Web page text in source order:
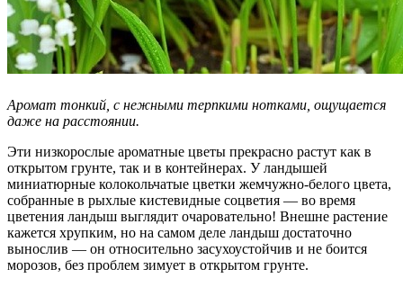
Аромат тонкий, с нежными терпкими нотками, ощущается
даже на расстоянии.
Эти низкорослые ароматные цветы прекрасно растут как в
открытом грунте, так и в контейнерах. У ландышей
миниатюрные колокольчатые цветки жемчужно-белого цвета,
собранные в рыхлые кистевидные соцветия — во время
цветения ландыш выглядит очаровательно! Внешне растение
кажется хрупким, но на самом деле ландыш достаточно
вынослив — он относительно засухоустойчив и не боится
морозов, без проблем зимует в открытом грунте.